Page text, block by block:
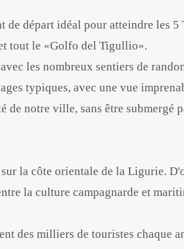
départ idéal pour atteindre les
tout le «Golfo del Tigullio».
les nombreux sentiers de
typiques, avec une vue
notre ville, sans être submergé
la côte orientale de la Ligurie.
la culture campagnarde et
des milliers de touristes chaque